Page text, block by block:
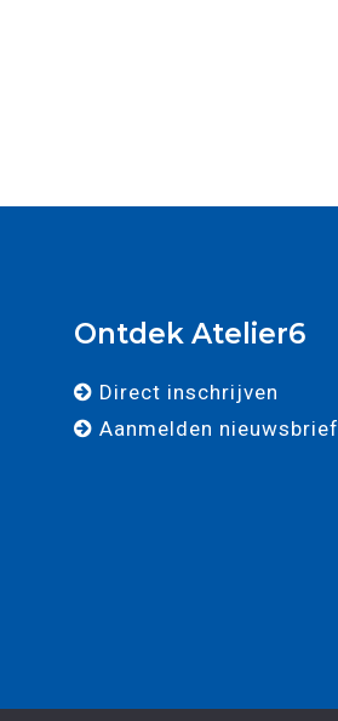
Ontdek Atelier6
Direct inschrijven
Aanmelden nieuwsbrief